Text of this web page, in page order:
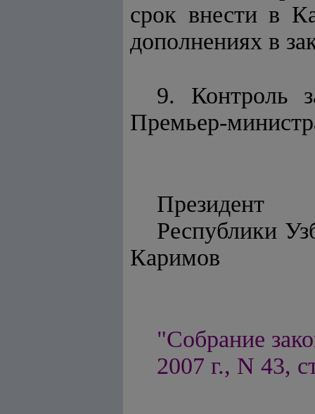
срок внести в
дополнениях в
9. Контроль
Премьер-
Президент
Каримов
"Собрание
2007 г., N 43,